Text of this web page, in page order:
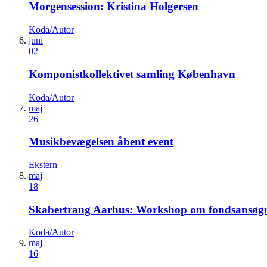
Morgensession: Kristina Holgersen
Koda/Autor
juni
02
Komponistkollektivet samling København
Koda/Autor
maj
26
Musikbevægelsen åbent event
Ekstern
maj
18
Skabertrang Aarhus: Workshop om
Koda/Autor
maj
16